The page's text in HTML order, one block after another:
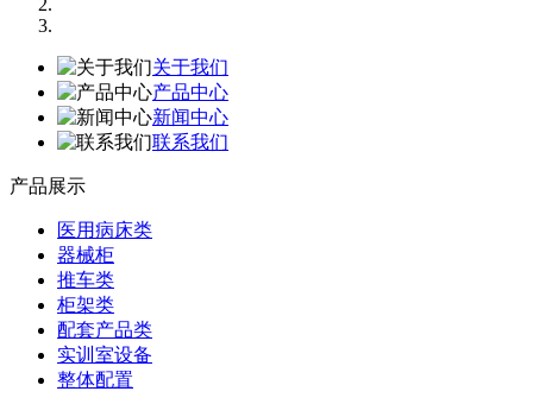
关于我们
产品中心
新闻中心
联系我们
产品展示
医用病床类
器械柜
推车类
柜架类
配套产品类
实训室设备
整体配置